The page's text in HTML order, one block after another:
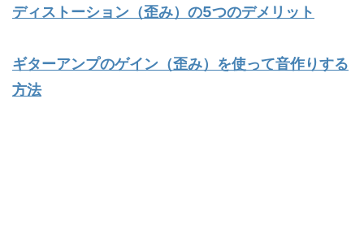
ディストーション（歪み）の5つのデメリット
ギターアンプのゲイン（歪み）を使って音作りする
方法